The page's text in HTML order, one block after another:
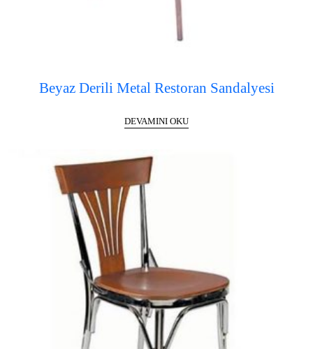
Beyaz Derili Metal Restoran Sandalyesi
DEVAMINI OKU